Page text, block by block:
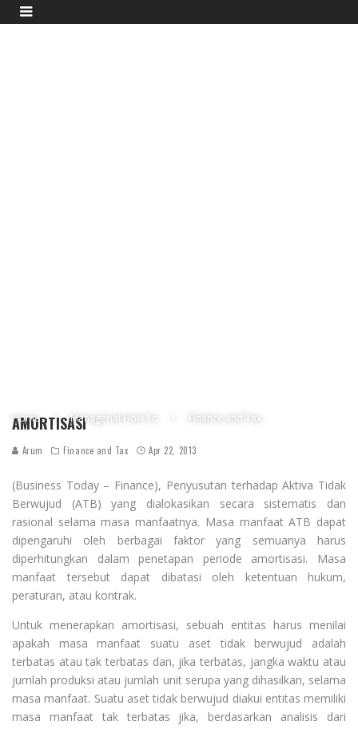
Home Managerial How To Finance and Tax
AMORTISASI
Arum Finance and Tax Apr 22, 2013
(Business Today – Finance), Penyusutan terhadap Aktiva Tidak
Berwujud (ATB) yang dialokasikan secara sistematis dan
rasional selama masa manfaatnya. Masa manfaat ATB dapat
dipengaruhi oleh berbagai faktor yang semuanya harus
diperhitungkan dalam penetapan periode amortisasi. Masa
manfaat tersebut dapat dibatasi oleh ketentuan hukum,
peraturan, atau kontrak.
Untuk menerapkan amortisasi, sebuah entitas harus menilai
apakah masa manfaat suatu aset tidak berwujud adalah
terbatas atau tak terbatas dan, jika terbatas, jangka waktu atau
jumlah produksi atau jumlah unit serupa yang dihasilkan, selama
masa manfaat. Suatu aset tidak berwujud diakui entitas memiliki
masa manfaat tak terbatas jika, berdasarkan analisis dari